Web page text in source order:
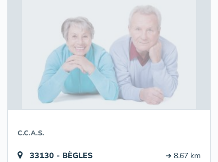
C.C.A.S.
33130 - BÈGLES ➔ 8.67 km